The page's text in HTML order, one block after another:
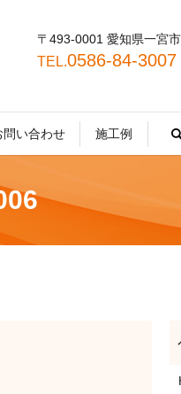
〒493-0001 愛知県一宮
TEL.0586-84-
問い合わせ 施工例